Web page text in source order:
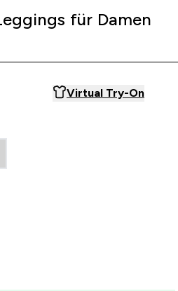
für Damen
Virtual Try-On